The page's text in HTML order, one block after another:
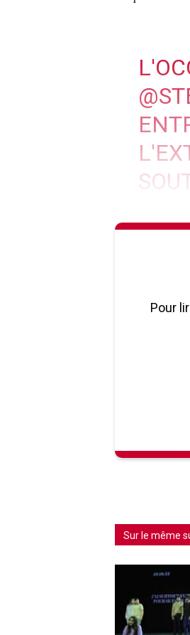
Pour
Sur le même